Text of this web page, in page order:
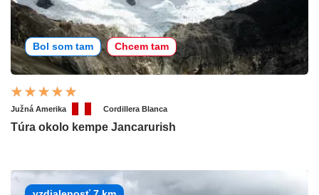
Bol som tam Chcem tam
Južná Amerika Cordillera Blanca
Túra okolo kempe Jancarurish